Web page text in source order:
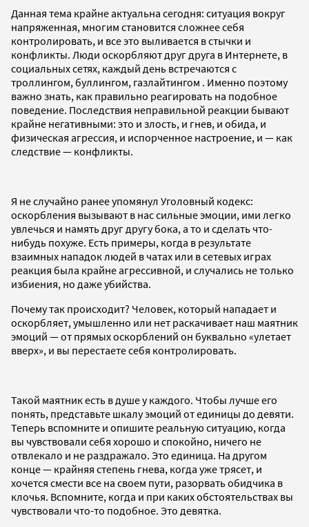
Данная тема крайне актуальна сегодня: ситуация вокруг
напряженная, многим становится сложнее себя
контролировать, и все это выливается в стычки и
конфликты. Люди оскорбляют друг друга в Интернете, в
социальных сетях, каждый день встречаются с
троллингом, буллингом, газлайтингом . Именно поэтому
важно знать, как правильно реагировать на подобное
поведение. Последствия неправильной реакции бывают
крайне негативными: это и злость, и гнев, и обида, и
физическая агрессия, и испорченное настроение, и — как
следствие — конфликты.
Я не случайно ранее упомянул Уголовный кодекс:
оскорбления вызывают в нас сильные эмоции, ими легко
увлечься и намять друг другу бока, а то и сделать что-
нибудь похуже. Есть примеры, когда в результате
взаимных нападок людей в чатах или в сетевых играх
реакция была крайне агрессивной, и случались не только
избиения, но даже убийства.
Почему так происходит? Человек, который нападает и
оскорбляет, умышленно или нет раскачивает наш маятник
эмоций — от прямых оскорблений он буквально «улетает
вверх», и вы перестаете себя контролировать.
Такой маятник есть в душе у каждого. Чтобы лучше его
понять, представьте шкалу эмоций от единицы до девяти.
Теперь вспомните и опишите реальную ситуацию, когда
вы чувствовали себя хорошо и спокойно, ничего не
отвлекало и не раздражало. Это единица. На другом
конце — крайняя степень гнева, когда уже трясет, и
хочется смести все на своем пути, разорвать обидчика в
клочья. Вспомните, когда и при каких обстоятельствах вы
чувствовали что-то подобное. Это девятка.